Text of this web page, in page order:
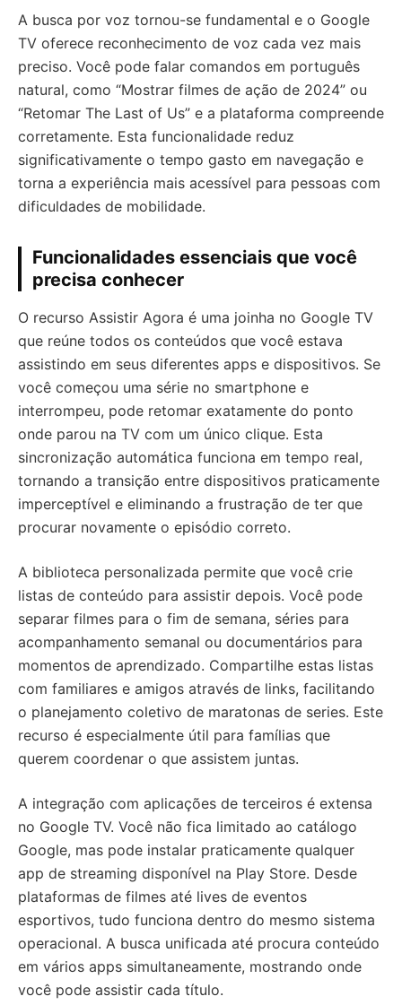
A busca por voz tornou-se fundamental e o Google
TV oferece reconhecimento de voz cada vez mais
preciso. Você pode falar comandos em português
natural, como “Mostrar filmes de ação de 2024” ou
“Retomar The Last of Us” e a plataforma compreende
corretamente. Esta funcionalidade reduz
significativamente o tempo gasto em navegação e
torna a experiência mais acessível para pessoas com
dificuldades de mobilidade.
Funcionalidades essenciais que você
precisa conhecer
O recurso Assistir Agora é uma joinha no Google TV
que reúne todos os conteúdos que você estava
assistindo em seus diferentes apps e dispositivos. Se
você começou uma série no smartphone e
interrompeu, pode retomar exatamente do ponto
onde parou na TV com um único clique. Esta
sincronização automática funciona em tempo real,
tornando a transição entre dispositivos praticamente
imperceptível e eliminando a frustração de ter que
procurar novamente o episódio correto.
A biblioteca personalizada permite que você crie
listas de conteúdo para assistir depois. Você pode
separar filmes para o fim de semana, séries para
acompanhamento semanal ou documentários para
momentos de aprendizado. Compartilhe estas listas
com familiares e amigos através de links, facilitando
o planejamento coletivo de maratonas de series. Este
recurso é especialmente útil para famílias que
querem coordenar o que assistem juntas.
A integração com aplicações de terceiros é extensa
no Google TV. Você não fica limitado ao catálogo
Google, mas pode instalar praticamente qualquer
app de streaming disponível na Play Store. Desde
plataformas de filmes até lives de eventos
esportivos, tudo funciona dentro do mesmo sistema
operacional. A busca unificada até procura conteúdo
em vários apps simultaneamente, mostrando onde
você pode assistir cada título.